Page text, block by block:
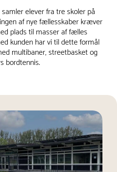
elever fra tre skoler på
af nye fællesskaber kræver
plads til masser af fælles
kunden har vi til dette formål
multibaner, streetbasket og
bordtennis.